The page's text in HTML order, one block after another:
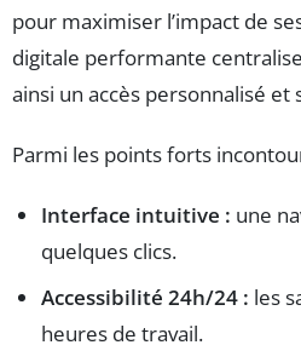
pour maximiser l’impact de
digitale performante
ainsi un accès personnalisé et
Parmi les points forts
Interface intuitive : une
quelques clics.
Accessibilité 24h/24 : les
heures de travail.